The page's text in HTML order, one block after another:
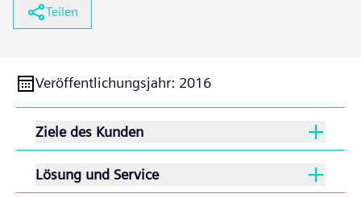
Teilen
Veröffentlichungsjahr: 2016
Ziele des Kunden
Bei wasserstoffgekühlten Turbo-Generatoren sind
Lösung und Service